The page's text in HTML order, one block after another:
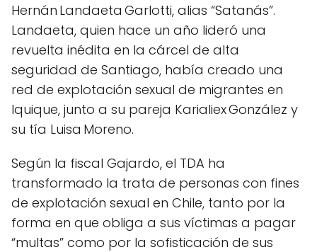
Hernán Landaeta Garlotti, alias “Satanás”.
Landaeta, quien hace un año lideró una
revuelta inédita en la cárcel de alta
seguridad de Santiago, había creado una
red de explotación sexual de migrantes en
Iquique, junto a su pareja Karialiex González y
su tía Luisa Moreno.
Según la fiscal Gajardo, el TDA ha
transformado la trata de personas con fines
de explotación sexual en Chile, tanto por la
forma en que obliga a sus víctimas a pagar
“multas” como por la sofisticación de sus